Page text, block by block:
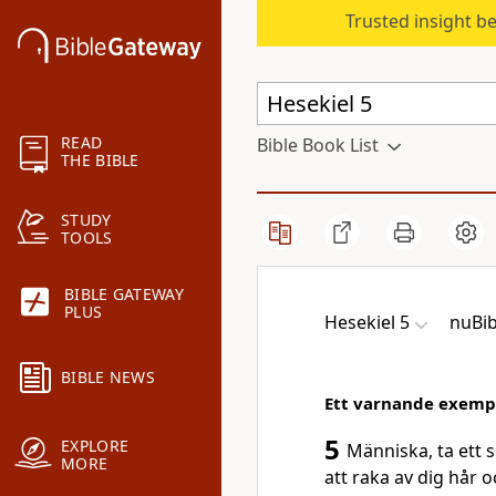
READ
THE BIBLE
STUDY
TOOLS
BIBLE GATEWAY
PLUS
BIBLE NEWS
EXPLORE
MORE
Trusted insight
Bible Book List
Hesekiel 5
Ett varnande
5 Människa, ta ett
att raka av dig hår